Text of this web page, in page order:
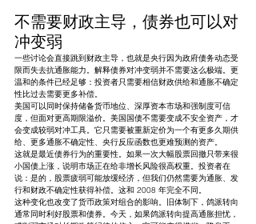
不需要财政主导，债券也可以对
冲变弱
一些讨论会直接跳到财政主导，也就是央行因为政府债务动态受
限而失去抗通胀能力。解释债券对冲变弱并不需要这么极端。更
温和的条件已经足够：投资者只需要相信财政供给和通胀不确定
性比过去需要更多补偿。
美国可以同时保持储备货币地位、深厚资本市场和强制度可信
度，但面对更高期限溢价。美国国债不需要变成不安全资产，才
会变成较弱对冲工具。它只需要被重新定价为一个有更多久期供
给、更多通胀不确定性、央行反应函数也更难预测的资产。
这就是最近债券行为的重要性。如果一次大幅股票回撤只带来很
小国债上涨，说明市场正在给非增长风险很高权重。投资者在
说：是的，股票疲弱可能放缓经济，但我们仍然需要为通胀、发
行和财政不确定性获得补偿。这和 2008 年完全不同。
这种变化也改变了货币政策对组合的影响。旧体制下，鸽派转向
通常同时利好股票和债券。今天，如果鸽派转向提高通胀担忧，